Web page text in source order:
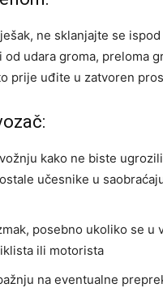
ne sklanjajte se
od udara groma, preloma
prije uđite u zatvoren
kako ne biste
učesnike u
posebno ukoliko se u
ili motorista
na eventualne